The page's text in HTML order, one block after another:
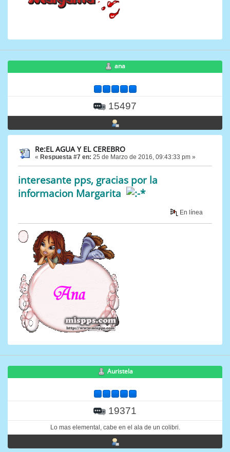
ana
15497
Re:EL AGUA Y EL CEREBRO
« Respuesta #7 en: 25 de Marzo de 2016, 09:43:33 pm »
interesante pps, gracias por la
informacion Margarita
En línea
Auristela
19371
Lo mas elemental, cabe en el ala de un colibri.